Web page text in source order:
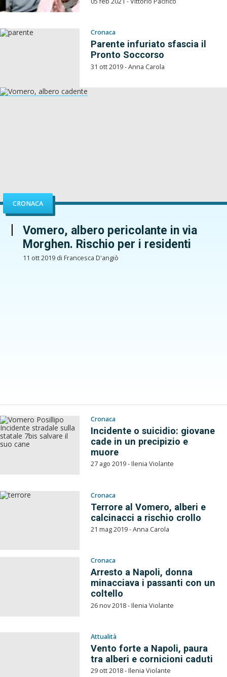
Cronaca
Parente infuriato sfascia il
Pronto Soccorso
31 ott 2019 - Anna Carola
CRONACA
Vomero, albero pericolante in via
Morghen. Rischio per i residenti
11 ott 2019 di Francesca D'angiò
Cronaca
Incidente o suicidio: giovane
cade in un precipizio e
muore
27 ago 2019 - Ilenia Violante
Cronaca
Terrore al Vomero, alberi e
calcinacci a rischio crollo
21 mag 2019 - Anna Carola
Cronaca
Arresto a Napoli, donna
minacciava i passanti con un
coltello
26 nov 2018 - Ilenia Violante
Attualità
Vento forte a Napoli, paura
tra alberi e cornicioni caduti
29 ott 2018 - Ilenia Violante